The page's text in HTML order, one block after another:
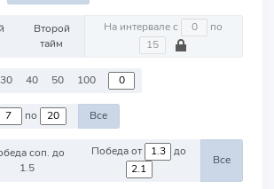
Второй
тайм
На интервале с по
30 40 50 100
по Все
соп. до
1.5
Победа от до
Все